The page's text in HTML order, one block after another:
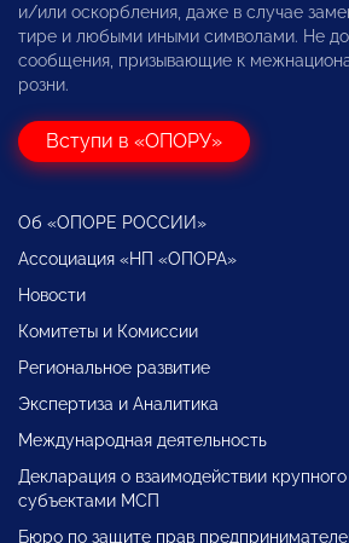
и/или оскорбления, даже в случае
тире и любыми иными символами. Не
сообщения, призывающие к
розни.
Вступи в «ОПОРУ»
Об «ОПОРЕ РОССИИ»
Ассоциация «НП «ОПОРА»
Новости
Комитеты и Комиссии
Региональное развитие
Экспертиза и Аналитика
Международная деятельность
Декларация о взаимодействии
субъектами МСП
Бюро по защите прав